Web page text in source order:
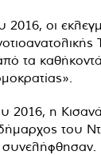
2016, οι
τα
2016, η
του